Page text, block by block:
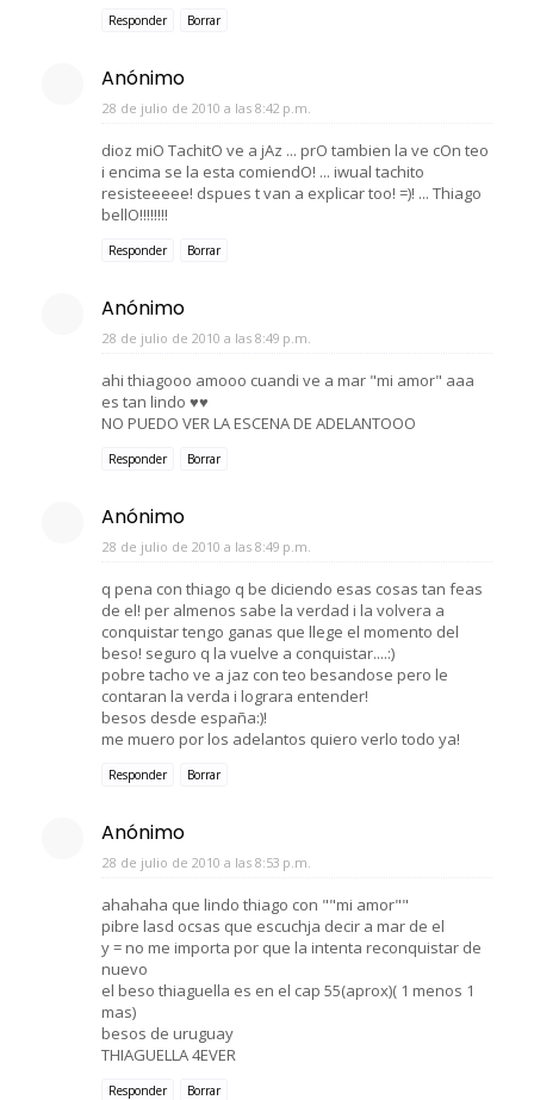
Responder Borrar
Anónimo
28 de julio de 2010 a las 8:42 p.m.
dioz miO TachitO ve a jAz ... prO tambien la ve cOn teo
i encima se la esta comiendO! ... iwual tachito
resisteeeee! dspues t van a explicar too! =)! ... Thiago
bellO!!!!!!!!
Responder Borrar
Anónimo
28 de julio de 2010 a las 8:49 p.m.
ahi thiagooo amooo cuandi ve a mar "mi amor" aaa
es tan lindo ♥♥
NO PUEDO VER LA ESCENA DE ADELANTOOO
Responder Borrar
Anónimo
28 de julio de 2010 a las 8:49 p.m.
q pena con thiago q be diciendo esas cosas tan feas
de el! per almenos sabe la verdad i la volvera a
conquistar tengo ganas que llege el momento del
beso! seguro q la vuelve a conquistar....:)
pobre tacho ve a jaz con teo besandose pero le
contaran la verda i lograra entender!
besos desde españa:)!
me muero por los adelantos quiero verlo todo ya!
Responder Borrar
Anónimo
28 de julio de 2010 a las 8:53 p.m.
ahahaha que lindo thiago con ""mi amor""
pibre lasd ocsas que escuchja decir a mar de el
y = no me importa por que la intenta reconquistar de
nuevo
el beso thiaguella es en el cap 55(aprox)( 1 menos 1
mas)
besos de uruguay
THIAGUELLA 4EVER
Responder Borrar